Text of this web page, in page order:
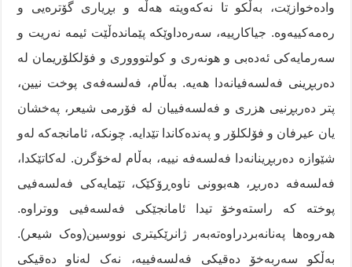
وادەخوازێت، بەڵکو تا نەکەویتە هەڵە و بڕیاری گۆترەیی و
رەمەکییەوە. جیاکارییە، سەرەداوێکە پێماندەڵێت ئیمە نەریت و
سەرمایەکی ئەدەبی و هونەری و کولتوووری و فۆلکلۆریمان لە
دەربڕینی فەلسەفیانەدا هەیە. بەڵام، فەلسەفەی پوخت نیین،
پتر دەربڕنیی هزری و فەلسەفییان لە فۆرمی شیعر، پەخشان
یان عیرفان و فۆلکلۆر و پەندەکاندا تێدایە. چونکە، ئامانجەکە لەو
شێوازە دەربڕینانەدا فەلسەفە نییە، بەڵام لەخۆگرن. لەکاتێکدا،
فەلسەفە دەربڕ، هەبوونی ناوەڕۆکێک، تێمایەکی فەلسەفیی
پوختە کە راستەوخۆ تیدا ئامانجێکی فەلسەفیی ووتراوە.
هەروەها پەنانەبردراوەتەبەر ژانرێکیتری نووسین(وەک شیعر).
بەڵکو سەربەخۆ دەقیکی فەلسەفییە، نەک لەناو دەقیکی